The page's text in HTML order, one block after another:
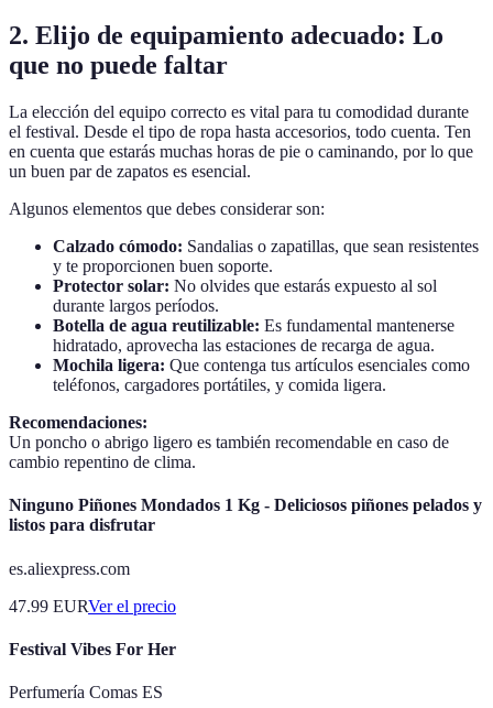
2. Elijo de equipamiento adecuado: Lo
que no puede faltar
La elección del equipo correcto es vital para tu comodidad durante
el festival. Desde el tipo de ropa hasta accesorios, todo cuenta. Ten
en cuenta que estarás muchas horas de pie o caminando, por lo que
un buen par de zapatos es esencial.
Algunos elementos que debes considerar son:
Calzado cómodo: Sandalias o zapatillas, que sean resistentes
y te proporcionen buen soporte.
Protector solar: No olvides que estarás expuesto al sol
durante largos períodos.
Botella de agua reutilizable: Es fundamental mantenerse
hidratado, aprovecha las estaciones de recarga de agua.
Mochila ligera: Que contenga tus artículos esenciales como
teléfonos, cargadores portátiles, y comida ligera.
Recomendaciones:
Un poncho o abrigo ligero es también recomendable en caso de
cambio repentino de clima.
Ninguno Piñones Mondados 1 Kg - Deliciosos piñones pelados y
listos para disfrutar
es.aliexpress.com
47.99 EURVer el precio
Festival Vibes For Her
Perfumería Comas ES